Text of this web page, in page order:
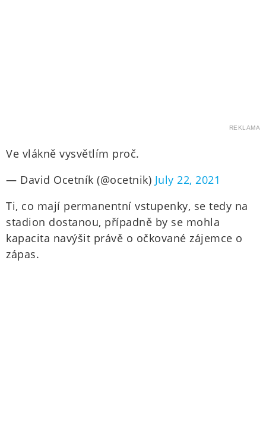
REKLAMA
Ve vlákně vysvětlím proč.
— David Ocetník (@ocetnik) July 22, 2021
Ti, co mají permanentní vstupenky, se tedy na
stadion dostanou, případně by se mohla
kapacita navýšit právě o očkované zájemce o
zápas.